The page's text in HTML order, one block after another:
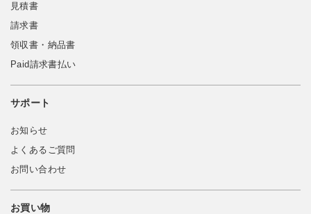
見積書
請求書
領収書・納品書
Paid請求書払い
サポート
お知らせ
よくあるご質問
お問い合わせ
お買い物